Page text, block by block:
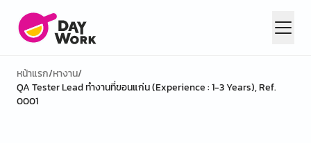
หน้าแรก/หางาน/
QA Tester Lead ทำงานที่ขอนแก่น (Experience : 1-3 Years), Ref.
0001